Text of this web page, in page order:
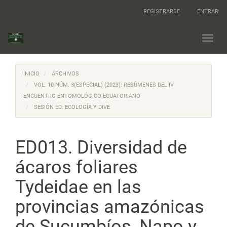
principal
Barra
lateral
REGISTRARSE ENTRAR
INICIO
ARCHIVOS
VOL. 10 NÚM. 3(ESPECIAL) (2023): RESÚMENES DEL IV
ENCUENTRO ENTOMOLÓGICO ECUATORIANO
SESIÓN ED: ECOLOGÍA Y DIVE
ED013. Diversidad de
ácaros foliares
Tydeidae en las
provincias amazónicas